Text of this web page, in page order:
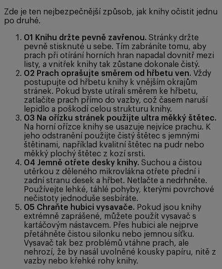
Zde je ten nejbezpečnější způsob, jak knihy očistit jednu
po druhé.
01 Knihu držte pevně zavřenou. Stránky držte
pevně stisknuté u sebe. Tím zabráníte tomu, aby
prach při otírání horních hran napadal dovnitř mezi
listy, a vnitřek knihy tak zůstane dokonale čistý.
02 Prach oprašujte směrem od hřbetu ven. Vždy
postupujte od hřbetu knihy k vnějším okrajům
stránek. Pokud byste utírali směrem ke hřbetu,
zatlačíte prach přímo do vazby, což časem naruší
lepidlo a poškodí celou strukturu knihy.
03 Na ořízku stránek použijte ultra měkký štětec.
Na horní ořízce knihy se usazuje nejvíce prachu. K
jeho odstranění použijte čistý štětec s jemnými
štětinami, například kvalitní štětec na pudr nebo
měkký plochý štětec z kozí srsti.
04 Jemně otřete desky knihy. Suchou a čistou
utěrkou z děleného mikrovlákna otřete přední i
zadní stranu desek a hřbet. Netlačte a nedrhněte.
Používejte lehké, táhlé pohyby, kterými povrchové
nečistoty jednoduše sesbíráte.
05 Chraňte hubici vysavače. Pokud jsou knihy
extrémně zaprášené, můžete použít vysavač s
kartáčovým nástavcem. Přes hubici ale nejprve
přetáhněte čistou silonku nebo jemnou síťku.
Vysavač tak bez problémů vtáhne prach, ale
nehrozí, že by nasál uvolněné kousky papíru, nitě z
vazby nebo křehké rohy knihy.